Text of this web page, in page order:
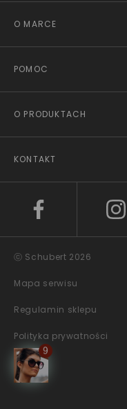
O MARCE
POMOC
O PRODUKTACH
KONTAKT
ⓒ Schubert 2026
Mapa serwisu
Regulamin sklepu
Polityka prywatności